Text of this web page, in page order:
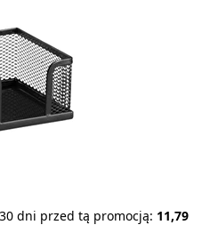
dni przed tą promocją: 11,79